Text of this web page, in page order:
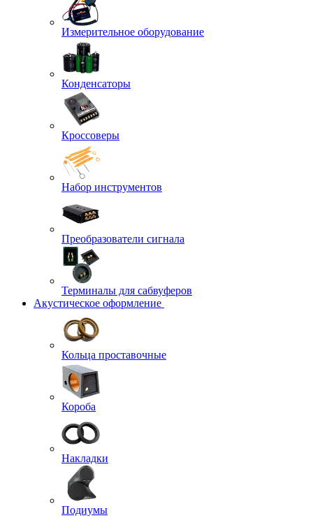
Измерительное оборудование
Конденсаторы
Кроссоверы
Набор инструментов
Преобразователи сигнала
Терминалы для сабвуферов
Акустическое оформление
Кольца проставочные
Короба
Накладки
Подиумы